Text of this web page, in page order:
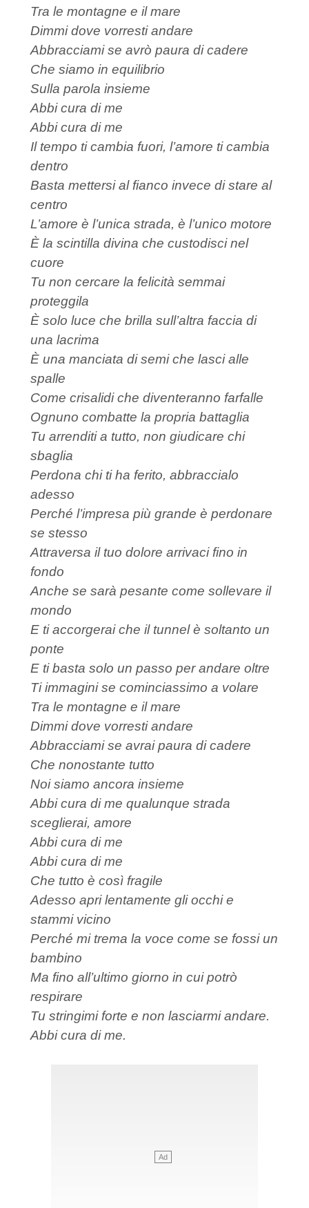
Tra le montagne e il mare
Dimmi dove vorresti andare
Abbracciami se avrò paura di cadere
Che siamo in equilibrio
Sulla parola insieme
Abbi cura di me
Abbi cura di me
Il tempo ti cambia fuori, l’amore ti cambia
dentro
Basta mettersi al fianco invece di stare al
centro
L’amore è l’unica strada, è l’unico motore
È la scintilla divina che custodisci nel
cuore
Tu non cercare la felicità semmai
proteggila
È solo luce che brilla sull’altra faccia di
una lacrima
È una manciata di semi che lasci alle
spalle
Come crisalidi che diventeranno farfalle
Ognuno combatte la propria battaglia
Tu arrenditi a tutto, non giudicare chi
sbaglia
Perdona chi ti ha ferito, abbraccialo
adesso
Perché l’impresa più grande è perdonare
se stesso
Attraversa il tuo dolore arrivaci fino in
fondo
Anche se sarà pesante come sollevare il
mondo
E ti accorgerai che il tunnel è soltanto un
ponte
E ti basta solo un passo per andare oltre
Ti immagini se cominciassimo a volare
Tra le montagne e il mare
Dimmi dove vorresti andare
Abbracciami se avrai paura di cadere
Che nonostante tutto
Noi siamo ancora insieme
Abbi cura di me qualunque strada
sceglierai, amore
Abbi cura di me
Abbi cura di me
Che tutto è così fragile
Adesso apri lentamente gli occhi e
stammi vicino
Perché mi trema la voce come se fossi un
bambino
Ma fino all’ultimo giorno in cui potrò
respirare
Tu stringimi forte e non lasciarmi andare.
Abbi cura di me.